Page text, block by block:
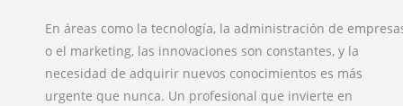
En áreas como la tecnología, la administración de
o el marketing, las innovaciones son constantes, y la
necesidad de adquirir nuevos conocimientos es más
urgente que nunca. Un profesional que invierte en